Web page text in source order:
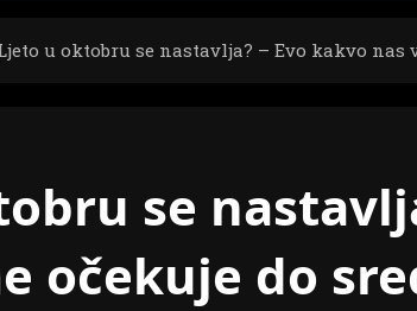
u oktobru se nastavlja? – Evo kakvo nas
se
očekuje do